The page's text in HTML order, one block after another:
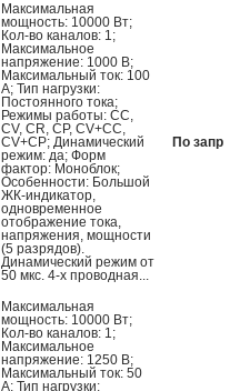
Максимальная
мощность: 10000 Вт;
Кол-во каналов: 1;
Максимальное
напряжение: 1000 В;
Максимальный ток: 100
А; Тип нагрузки:
Постоянного тока;
Режимы работы: CC,
CV, CR, CP, CV+CC,
CV+CP; Динамический
режим: да; Форм
фактор: Моноблок;
Особенности: Большой
ЖК-индикатор,
одновременное
отображение тока,
напряжения, мощности
(5 разрядов).
Динамический режим от
50 мкс. 4-х проводная...
По
Максимальная
мощность: 10000 Вт;
Кол-во каналов: 1;
Максимальное
напряжение: 1250 В;
Максимальный ток: 50
А; Тип нагрузки: